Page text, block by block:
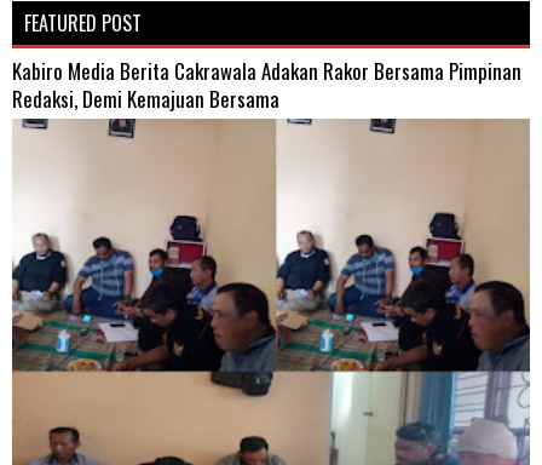
FEATURED POST
Kabiro Media Berita Cakrawala Adakan Rakor Bersama Pimpinan
Redaksi, Demi Kemajuan Bersama